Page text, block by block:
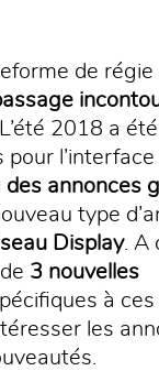
de régie
2018 a
des annonces
type
Display. A
3 nouvelles
à
les